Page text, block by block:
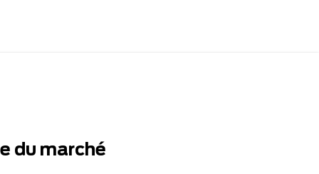
du marché